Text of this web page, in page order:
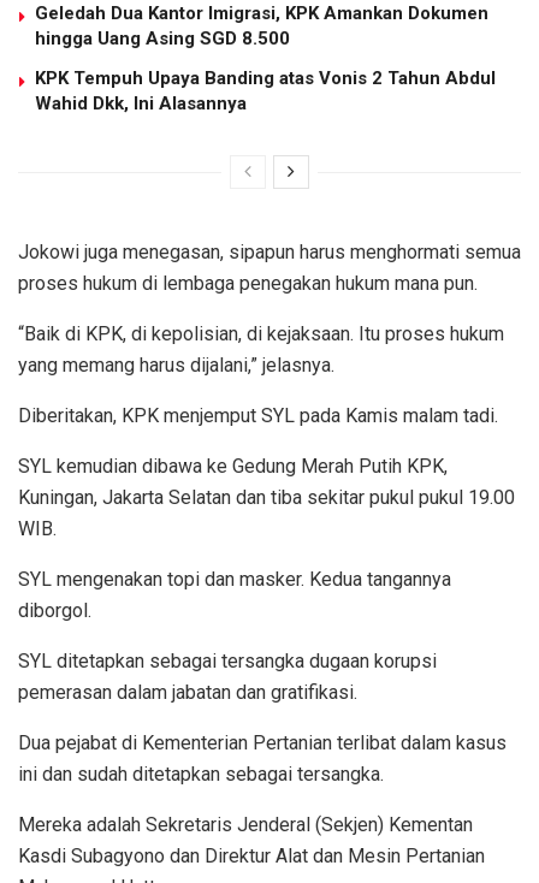
Geledah Dua Kantor Imigrasi, KPK Amankan Dokumen
hingga Uang Asing SGD 8.500
KPK Tempuh Upaya Banding atas Vonis 2 Tahun Abdul
Wahid Dkk, Ini Alasannya
Jokowi juga menegasan, sipapun harus menghormati semua
proses hukum di lembaga penegakan hukum mana pun.
“Baik di KPK, di kepolisian, di kejaksaan. Itu proses hukum
yang memang harus dijalani,” jelasnya.
Diberitakan, KPK menjemput SYL pada Kamis malam tadi.
SYL kemudian dibawa ke Gedung Merah Putih KPK,
Kuningan, Jakarta Selatan dan tiba sekitar pukul pukul 19.00
WIB.
SYL mengenakan topi dan masker. Kedua tangannya
diborgol.
SYL ditetapkan sebagai tersangka dugaan korupsi
pemerasan dalam jabatan dan gratifikasi.
Dua pejabat di Kementerian Pertanian terlibat dalam kasus
ini dan sudah ditetapkan sebagai tersangka.
Mereka adalah Sekretaris Jenderal (Sekjen) Kementan
Kasdi Subagyono dan Direktur Alat dan Mesin Pertanian